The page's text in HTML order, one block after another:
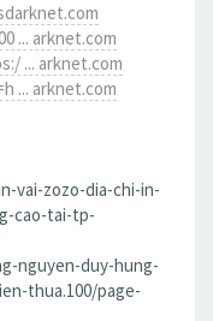
... arknet.com
... arknet.com
... arknet.com
vai-zozo-dia-chi-in-
cao-tai-tp-
nguyen-duy-hung-
thua.100/page-